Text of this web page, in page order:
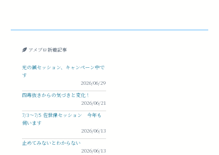
アメブロ新着記事
光の鍼セッション、キャンペーン中で
す
2026/06/29
四毒抜きからの気づきと変化！
2026/06/21
7/3〜7/5 佐世保セッション 今年も
伺います
2026/06/13
止めてみないとわからない
2026/06/13